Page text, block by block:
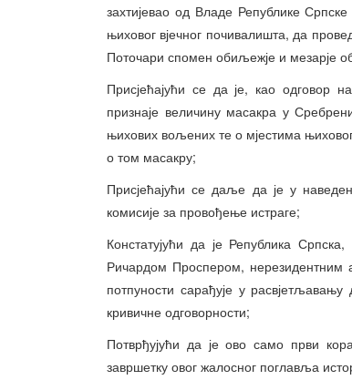
захтијевао од Владе Републике
њиховог вјечног почивалишта, да
Поточари спомен обиљежје и мезарје
Присјећајући се да је, као одговор
признаје величину масакра у
њихових вољених те о мјестима
о том масакру;
Присјећајући се даље да је у
комисије за провођење истраге;
Констатујући да је Република
Ричардом Проспером, нерезидентним
потпуности сарађује у
кривичне одговорности;
Потврђујући да је ово само први
завршетку овог жалосног поглавља